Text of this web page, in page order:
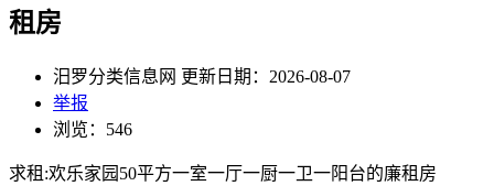
租房
汨罗分类信息网 更新日期：2026-08-07
举报
浏览：546
求租:欢乐家园50平方一室一厅一厨一卫一阳台的廉租房